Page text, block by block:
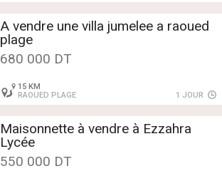
A vendre une villa jumelee a raoued
plage
680 000 DT
15 KM
RAOUED PLAGE
1 JOUR
Maisonnette à vendre à Ezzahra
Lycée
550 000 DT